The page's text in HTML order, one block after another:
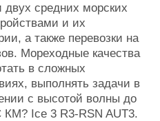
двух средних морских
и их
а также перевозки на
Мореходные качества
в сложных
выполнять задачи в
с высотой волны до
Ice 3 R3-RSN AUT3.